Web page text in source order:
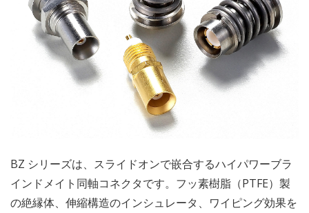
BZ シリーズは、スライドオンで嵌合するハイパワーブラ
インドメイト同軸コネクタです。フッ素樹脂（PTFE）製
の絶縁体、伸縮構造のインシュレータ、ワイピング効果を